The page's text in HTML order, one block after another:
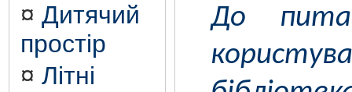
¤ Дитячий
простір
¤ Літні
До